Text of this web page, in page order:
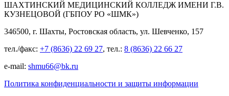
ШАХТИНСКИЙ МЕДИЦИНСКИЙ КОЛЛЕДЖ ИМЕНИ Г.В.
КУЗНЕЦОВОЙ (ГБПОУ РО «ШМК»)
346500, г. Шахты, Ростовская область, ул. Шевченко, 157
тел./факс: +7 (8636) 22 69 27, тел.: 8 (8636) 22 66 27
e-mail: shmu66@bk.ru
Политика конфиденциальности и защиты информации